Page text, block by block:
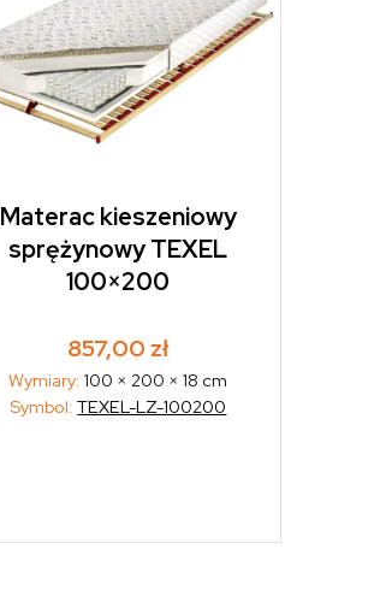
Materac kieszeniowy
sprężynowy TEXEL
100×200
857,00 zł
Wymiary:100 × 200 × 18 cm
Symbol:TEXEL-LZ-100200